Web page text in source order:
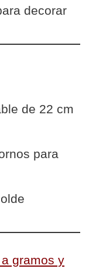
decorar
de 22 cm
para
gramos y